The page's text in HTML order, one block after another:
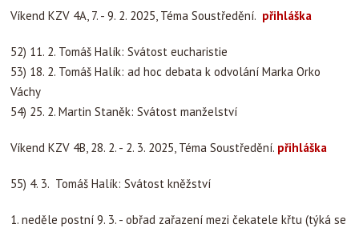
Víkend KZV 4A, 7. - 9. 2. 2025, Téma Soustředění. přihláška
52) 11. 2. Tomáš Halík: Svátost eucharistie
53) 18. 2. Tomáš Halík: ad hoc debata k odvolání Marka Orko
Váchy
54) 25. 2. Martin Staněk: Svátost manželství
Víkend KZV 4B, 28. 2. - 2. 3. 2025, Téma Soustředění. přihláška
55) 4. 3. Tomáš Halík: Svátost kněžství
1. neděle postní 9. 3. - obřad zařazení mezi čekatele křtu (týká se